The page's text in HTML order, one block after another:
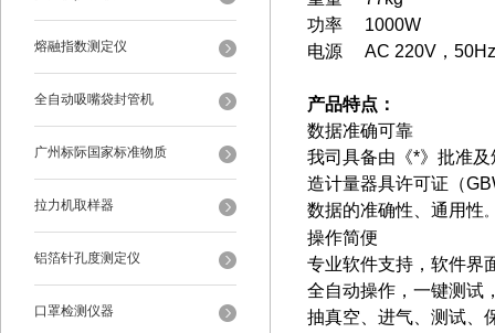
熔融指数测定仪
全自动吸嘴袋封管机
广州标际国家标准物质
拉力机取样器
铝箔针孔度测定仪
口罩检测仪器
功率 1000W
电源 AC 220V，
产品特点：
数据准确可靠
我司具备由《*》批准
造计量器具许可证（
数据的准确性、通用性
操作简便
专业软件支持，软件界
全自动操作，一键测试
抽真空、进气、测试、